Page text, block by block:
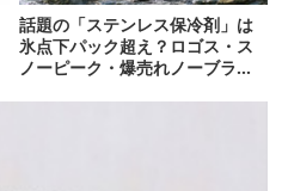
話題の「ステンレス保冷剤」は
氷点下パック超え？ロゴス・ス
ノーピーク・爆売れノーブラン